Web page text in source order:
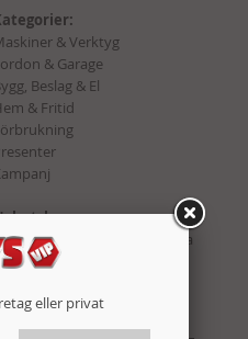
& Verktyg
& Garage
Beslag & El
& Fritid
för att få aktuella
från oss!
eller privat